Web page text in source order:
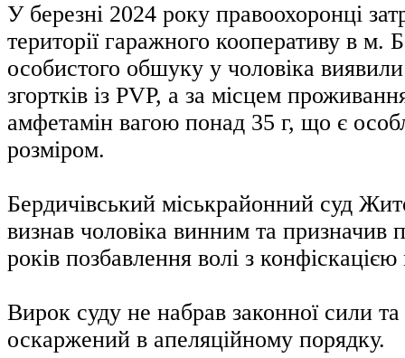
У березні 2024 року правоохоронці
території гаражного кооперативу в м.
особистого обшуку у чоловіка
згортків із PVP, а за місцем
амфетамін вагою понад 35 г, що є
розміром.
Бердичівський міськрайонний суд
визнав чоловіка винним та призначив
років позбавлення волі з
Вирок суду не набрав законної сили
оскаржений в апеляційному порядку.